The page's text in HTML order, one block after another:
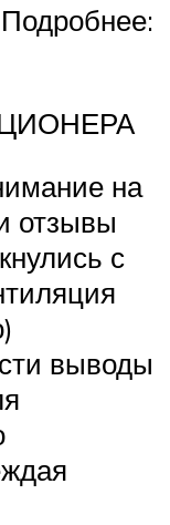
Подробнее:
на
отзывы
с
выводы